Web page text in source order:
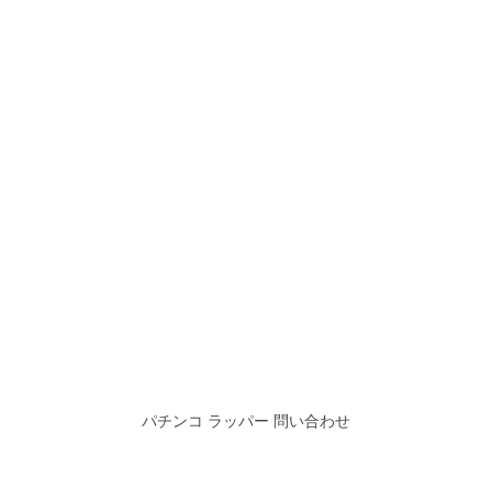
パチンコ ラッパー 問い合わせ